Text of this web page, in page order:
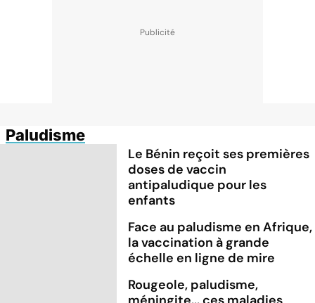
Paludisme
Le Bénin reçoit ses premières
doses de vaccin
antipaludique pour les
enfants
Face au paludisme en Afrique,
la vaccination à grande
échelle en ligne de mire
Rougeole, paludisme,